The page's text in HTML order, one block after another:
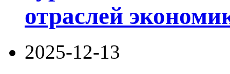
отраслей
2025-12-13